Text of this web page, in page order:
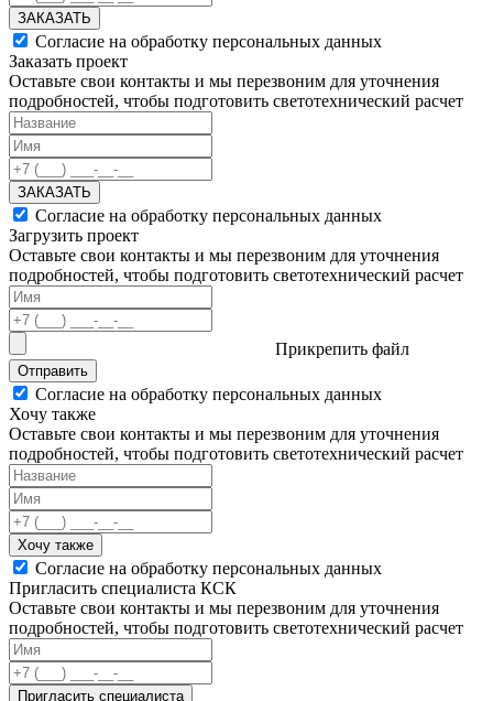
ЗАКАЗАТЬ
Согласие на обработку персональных данных
Заказать проект
Оставьте свои контакты и мы перезвоним для уточнения
подробностей, чтобы подготовить светотехнический расчет
ЗАКАЗАТЬ
Согласие на обработку персональных данных
Загрузить проект
Оставьте свои контакты и мы перезвоним для уточнения
подробностей, чтобы подготовить светотехнический расчет
Прикрепить файл
Отправить
Согласие на обработку персональных данных
Хочу также
Оставьте свои контакты и мы перезвоним для уточнения
подробностей, чтобы подготовить светотехнический расчет
Хочу также
Согласие на обработку персональных данных
Пригласить специалиста КСК
Оставьте свои контакты и мы перезвоним для уточнения
подробностей, чтобы подготовить светотехнический расчет
Пригласить специалиста